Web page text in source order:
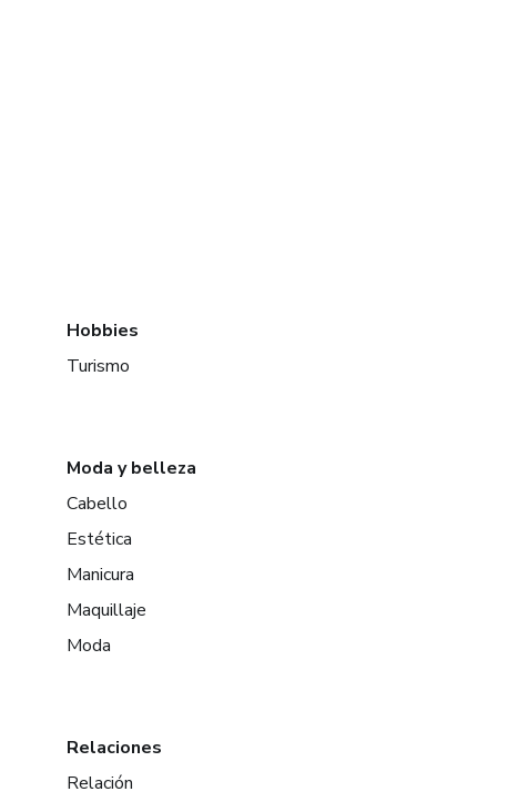
Hobbies
Turismo
Moda y belleza
Cabello
Estética
Manicura
Maquillaje
Moda
Relaciones
Relación